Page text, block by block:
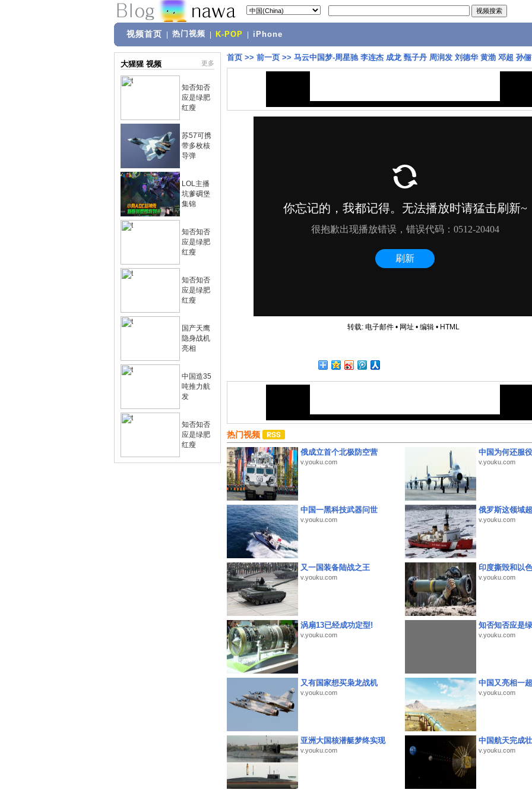
视频首页 热门视频 K-POP iPhone
大猩猩 视频 更多
知否知否
应是绿肥
红瘦
苏57可携
带多枚核
导弹
LOL主播
坑爹碉堡
集锦
知否知否
应是绿肥
红瘦
知否知否
应是绿肥
红瘦
国产天鹰
隐身战机
亮相
中国造35
吨推力航
发
知否知否
应是绿肥
红瘦
首页 >> 前一页 >> 马云中国梦-周星驰 李连杰 成龙 甄子丹 周润发 刘德华 黄渤 邓超 孙
转载: 电子邮件• 网址 • 编辑• HTML
热门视频
俄成立首个北极防空营
v.youku.com
中国为何还服
v.youku.com
中国一黑科技武器问世
v.youku.com
俄罗斯这领域
v.youku.com
又一国装备陆战之王
v.youku.com
印度撕毁和以
v.youku.com
涡扇13已经成功定型!
v.youku.com
知否知否应是
v.youku.com
又有国家想买枭龙战机
v.youku.com
中国又亮相一
v.youku.com
亚洲大国核潜艇梦终实现
v.youku.com
中国航天完成
v.youku.com